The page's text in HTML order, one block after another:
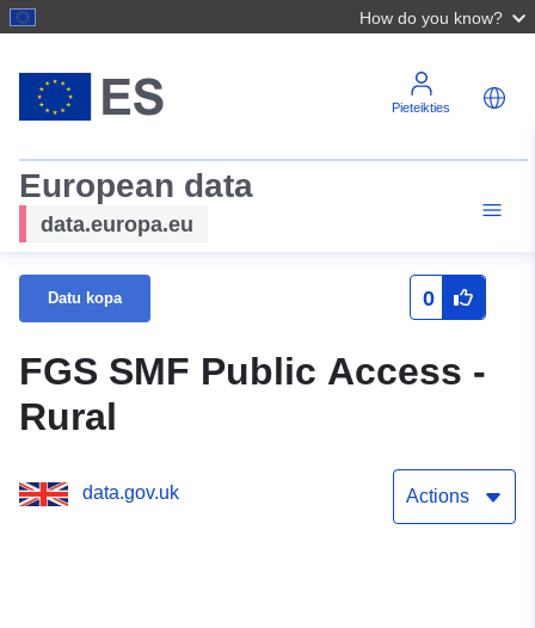
How do you know?
Pieteikties
European data
data.europa.eu
Datu kopa 0
FGS SMF Public Access -
Rural
data.gov.uk Actions